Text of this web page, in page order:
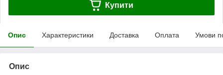
Купити
Опис Характеристики Доставка Оплата Умови
Опис